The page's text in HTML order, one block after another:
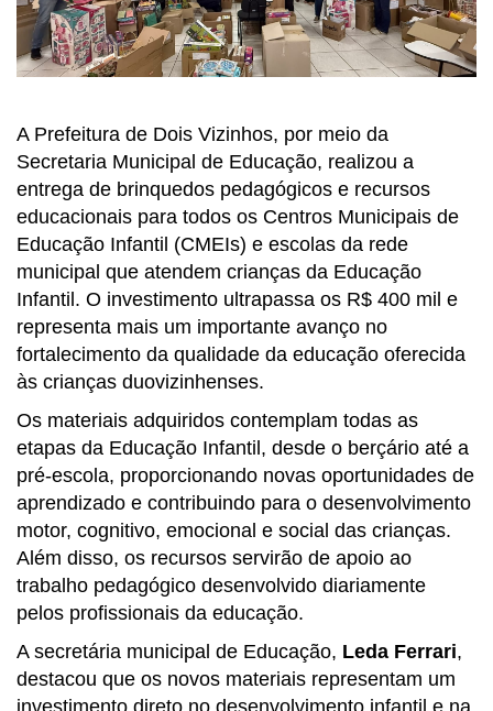
A Prefeitura de Dois Vizinhos, por meio da
Secretaria Municipal de Educação, realizou a
entrega de brinquedos pedagógicos e recursos
educacionais para todos os Centros Municipais de
Educação Infantil (CMEIs) e escolas da rede
municipal que atendem crianças da Educação
Infantil. O investimento ultrapassa os R$ 400 mil e
representa mais um importante avanço no
fortalecimento da qualidade da educação oferecida
às crianças duovizinhenses.
Os materiais adquiridos contemplam todas as
etapas da Educação Infantil, desde o berçário até a
pré-escola, proporcionando novas oportunidades de
aprendizado e contribuindo para o desenvolvimento
motor, cognitivo, emocional e social das crianças.
Além disso, os recursos servirão de apoio ao
trabalho pedagógico desenvolvido diariamente
pelos profissionais da educação.
A secretária municipal de Educação, Leda Ferrari,
destacou que os novos materiais representam um